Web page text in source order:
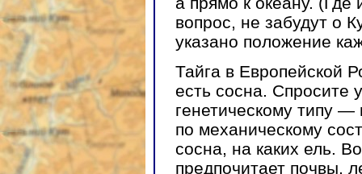
вопрос, не забудут о
указано положение
Тайга в Европейской
есть сосна. Спросите
генетическому типу
по механическому
сосна, на каких ель.
предпочитает почвы,